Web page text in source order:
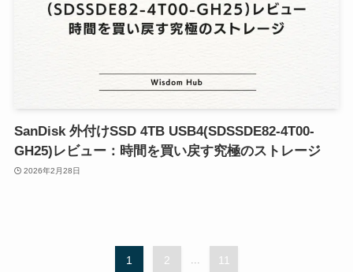
SanDisk 外付けSSD 4TB USB4(SDSSDE82-4T00-
GH25)レビュー：時間を買い戻す究極のストレージ
2026年2月28日
1 2 ... 11